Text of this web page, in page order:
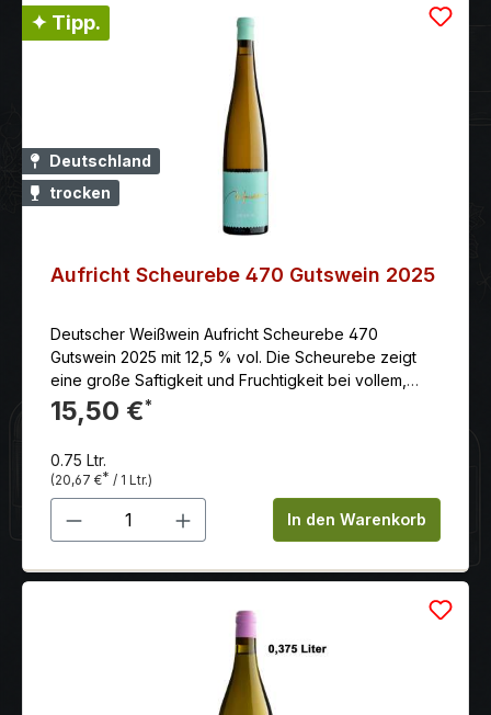
✦ Tipp.
Deutschland
trocken
Aufricht Scheurebe 470 Gutswein 2025
Deutscher Weißwein Aufricht Scheurebe 470
Gutswein 2025 mit 12,5 % vol. Die Scheurebe zeigt
eine große Saftigkeit und Fruchtigkeit bei vollem,
aromatischem Geschmack nach tropischen Früchten
wie Ananas und Mango.
15,50 €*
0.75 Ltr.
(20,67 €* / 1 Ltr.)
Produkt Anzahl: Gib denIn den Warenkorb